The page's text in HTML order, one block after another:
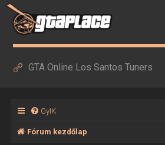
GTA Online Los Santos Tuners
GyIK
Fórum kezdőlap